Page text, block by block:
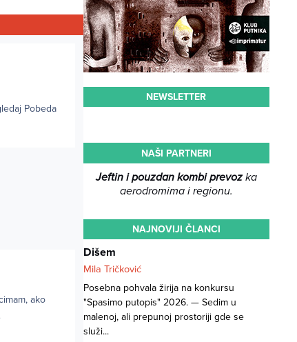
Pobeda
ako
NEWSLETTER
NAŠI PARTNERI
Jeftin i pouzdan kombi prevozka
aerodromima i regionu.
NAJNOVIJI ČLANCI
Dišem
Mila Tričković
Posebna pohvala žirija na konkursu
"Spasimo putopis" 2026. — Sedim u
malenoj, ali prepunoj prostoriji gde se
služi...